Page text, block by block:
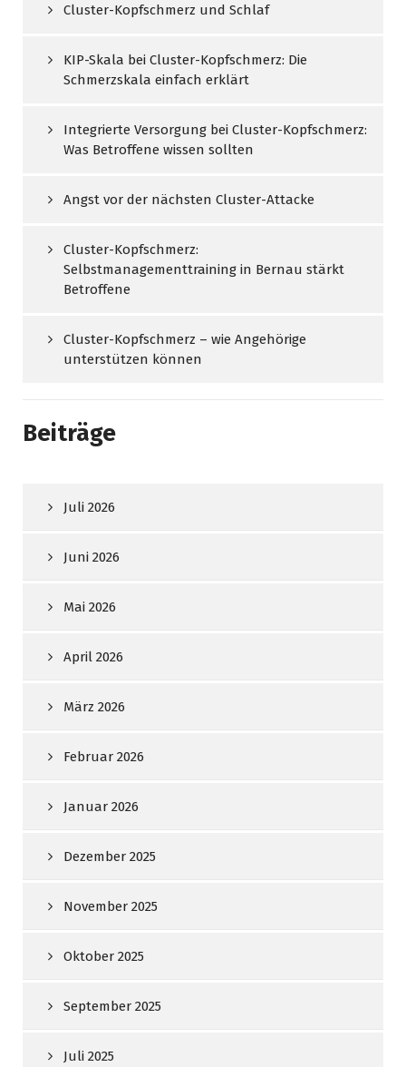
Cluster-Kopfschmerz und Schlaf
KIP-Skala bei Cluster-Kopfschmerz: Die
Schmerzskala einfach erklärt
Integrierte Versorgung bei Cluster-Kopfschmerz:
Was Betroffene wissen sollten
Angst vor der nächsten Cluster-Attacke
Cluster-Kopfschmerz:
Selbstmanagementtraining in Bernau stärkt
Betroffene
Cluster-Kopfschmerz – wie Angehörige
unterstützen können
Beiträge
Juli 2026
Juni 2026
Mai 2026
April 2026
März 2026
Februar 2026
Januar 2026
Dezember 2025
November 2025
Oktober 2025
September 2025
Juli 2025